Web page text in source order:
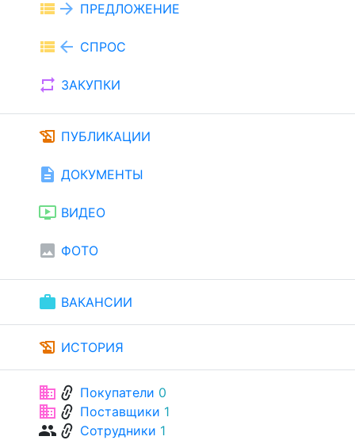
view_list arrow_forward ПРЕДЛОЖЕНИЕ
view_list arrow_back СПРОС
repeat ЗАКУПКИ
history_edu ПУБЛИКАЦИИ
description ДОКУМЕНТЫ
ondemand_video ВИДЕО
image ФОТО
work ВАКАНСИИ
history_edu ИСТОРИЯ
businesslink Покупатели 0
businesslink Поставщики 1
grouplink Сотрудники 1